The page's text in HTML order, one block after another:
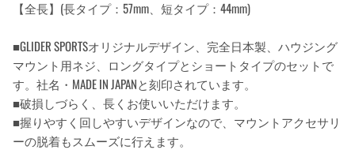
【全長】(長タイプ：57mm、短タイプ：44mm)
■GLIDER SPORTSオリジナルデザイン、完全日本製、ハウジング
マウント用ネジ、ロングタイプとショートタイプのセットで
す。社名・MADE IN JAPANと刻印されています。
■破損しづらく、長くお使いいただけます。
■握りやすく回しやすいデザインなので、マウントアクセサリ
ーの脱着もスムーズに行えます。